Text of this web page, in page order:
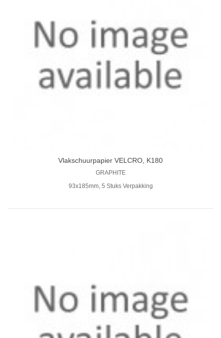
Vlakschuurpapier VELCRO, K180
GRAPHITE
93x185mm, 5 Stuks Verpakking